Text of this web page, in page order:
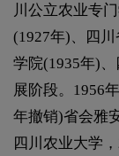
川公立农业专
(1927年)、四
学院(1935年)
展阶段。1956
年撤销)省会雅
四川农业大学